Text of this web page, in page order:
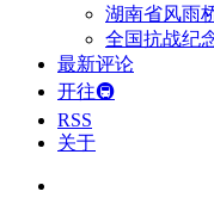
湖南省风雨
全国抗战纪
最新评论
开往🚇
RSS
关于